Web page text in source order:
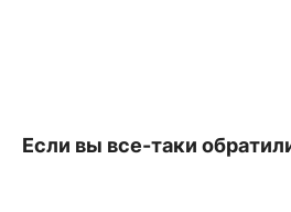
Если вы все-таки